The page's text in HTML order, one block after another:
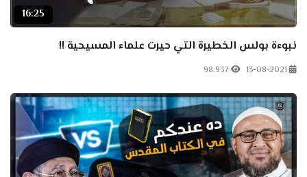
16:25
نبوءة بولس الخطيرة التي حيرت علماء المسيحية !!
13-08-2021
98.937